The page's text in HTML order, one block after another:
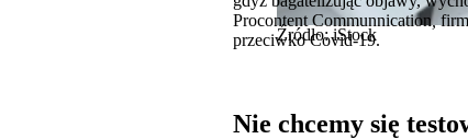
Źródło: iStock
Procontent Communnication,
przeciwko Covid-19.
Nie chcemy się